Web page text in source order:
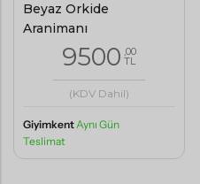
Beyaz Orkide
Aranjmanı
9500 ,00
TL
(KDV Dahil)
GiyimkentAynı Gün
Teslimat